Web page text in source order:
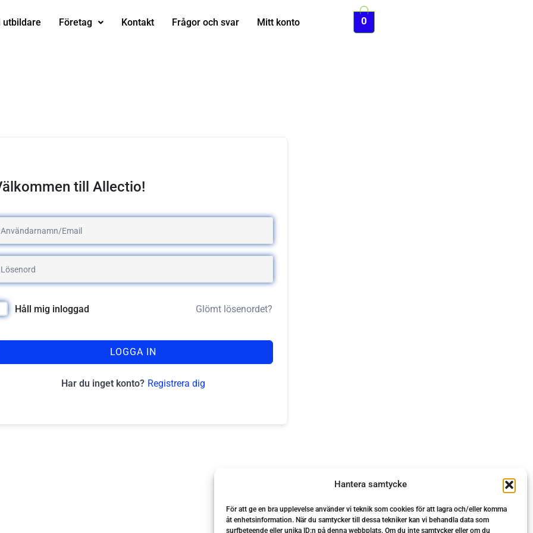
Hantera samtycke
För att ge en bra upplevelse använder vi teknik som cookies för att lagra och/eller komma
åt enhetsinformation. När du samtycker till dessa tekniker kan vi behandla data som
surfbeteende eller unika ID:n på denna webbplats. Om du inte samtycker eller om du
utbildare Företag Kontakt Frågor och svar Mitt konto 0
till Allectio!
Håll mig inloggad Glömt lösenordet?
LOGGA IN
Har du inget konto? Registrera dig